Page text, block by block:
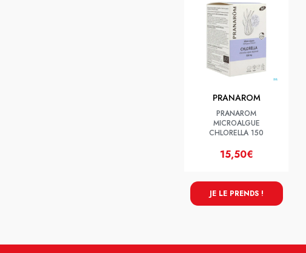
PRANAROM
PRANAROM
MICROALGUE
CHLORELLA 150
15,50€
JE LE PRENDS !